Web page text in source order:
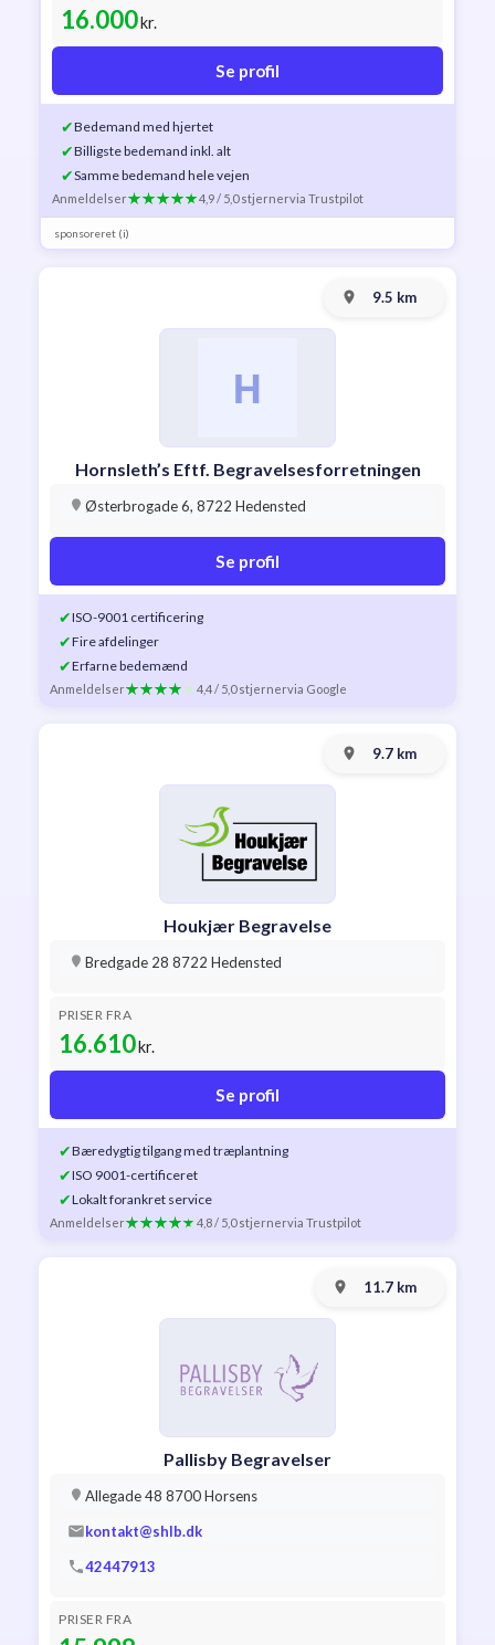
16.000kr.
Se profil
✔Bedemand med hjertet
✔Billigste bedemand inkl. alt
✔Samme bedemand hele vejen
Anmeldelser 4,9 / 5,0 stjernervia Trustpilot
sponsoreret (i)
9.5 km
Hornsleth’s Eftf. Begravelsesforretningen
Østerbrogade 6, 8722 Hedensted
Se profil
✔ISO-9001 certificering
✔Fire afdelinger
✔Erfarne bedemænd
Anmeldelser 4,4 / 5,0 stjernervia Google
9.7 km
Houkjær Begravelse
Bredgade 28 8722 Hedensted
PRISER FRA
16.610kr.
Se profil
✔Bæredygtig tilgang med træplantning
✔ISO 9001-certificeret
✔Lokalt forankret service
Anmeldelser 4,8 / 5,0 stjernervia Trustpilot
11.7 km
Pallisby Begravelser
Allegade 48 8700 Horsens
kontakt@shlb.dk
42447913
PRISER FRA